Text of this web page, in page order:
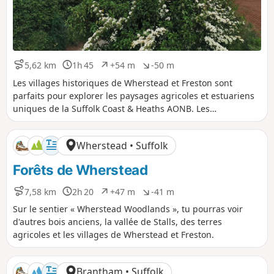
5,62 km
D
i
s
t
a
n
c
e
1h 45
D
u
r
é
e
+54 m
D
é
n
i
v
e
l
é
p
o
i
f
-50 m
D
é
n
i
v
e
l
é
n
é
a
i
f
Les villages historiques de Wherstead et Freston sont
parfaits pour explorer les paysages agricoles et estuariens
uniques de la Suffolk Coast & Heaths AONB. Les
promenades traversent Freston Wood, un site d'intérêt
scientifique particulier (SSSI).
Wherstead • Suffolk
Forêts de Wherstead
7,58 km
D
i
s
t
a
n
c
2h 20
D
u
r
é
e
+47 m
D
é
n
i
v
e
l
-41 m
D
é
n
i
v
e
l
Sur le sentier « Wherstead Woodlands », tu pourras voir
d'autres bois anciens, la vallée de Stalls, des terres
agricoles et les villages de Wherstead et Freston.